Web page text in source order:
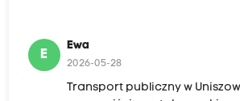
E
Ewa
2026-05-28
Transport publiczny w